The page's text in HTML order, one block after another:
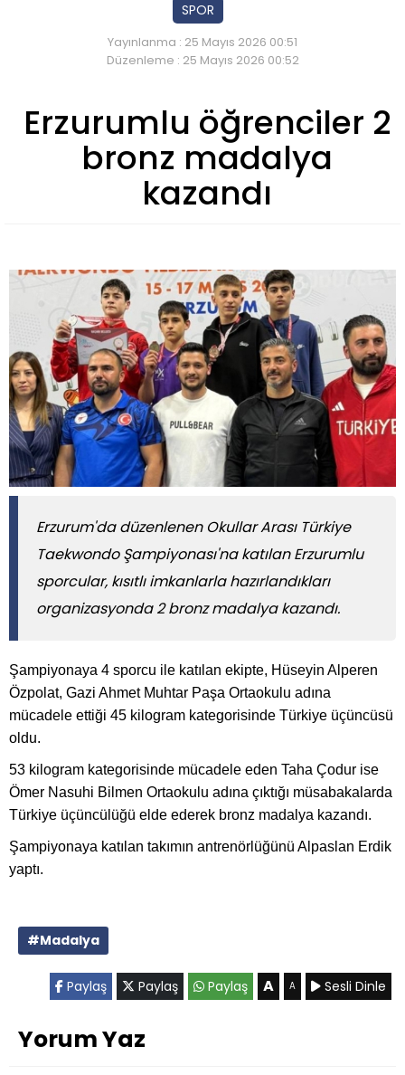
SPOR
Yayınlanma : 25 Mayıs 2026 00:51
Düzenleme : 25 Mayıs 2026 00:52
Erzurumlu öğrenciler 2
bronz madalya
kazandı
Erzurum'da düzenlenen Okullar Arası Türkiye
Taekwondo Şampiyonası'na katılan Erzurumlu
sporcular, kısıtlı imkanlarla hazırlandıkları
organizasyonda 2 bronz madalya kazandı.
Şampiyonaya 4 sporcu ile katılan ekipte, Hüseyin Alperen
Özpolat, Gazi Ahmet Muhtar Paşa Ortaokulu adına
mücadele ettiği 45 kilogram kategorisinde Türkiye üçüncüsü
oldu.
53 kilogram kategorisinde mücadele eden Taha Çodur ise
Ömer Nasuhi Bilmen Ortaokulu adına çıktığı müsabakalarda
Türkiye üçüncülüğü elde ederek bronz madalya kazandı.
Şampiyonaya katılan takımın antrenörlüğünü Alpaslan Erdik
yaptı.
#Madalya
Paylaş Paylaş Paylaş A A Sesli Dinle
Yorum Yaz